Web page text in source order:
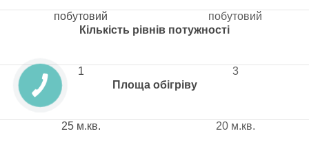
Кількість рівнів потужності
Площа обігріву
побутовий
1
25 м.кв.
побутовий
3
20 м.кв.